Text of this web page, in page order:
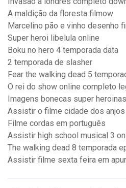
A maldição da floresta filmow
Marcelino pão e vinho desenho
Super heroi libelula online
Boku no hero 4 temporada data
2 temporada de slasher
Fear the walking dead 5
O rei do show online completo
Imagens bonecas super heroinas
Assistir o filme cidade dos anjos
Filme cordas em português
Assistir high school musical 3
The walking dead 8 temporada
Assistir filme sexta feira em